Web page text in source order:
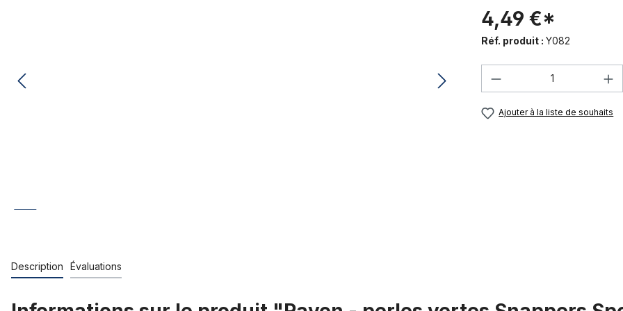
4,49 €*
Réf. produit : Y082
Quantité de
Ajouter à la liste de souhaits
Description Évaluations